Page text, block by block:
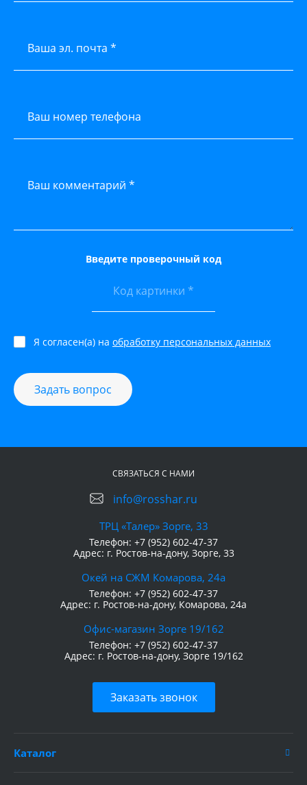
Ваша эл. почта *
Ваш номер телефона
Ваш комментарий *
Введите проверочный код
Задать вопрос
Я согласен(а) на обработку персональных данных
СВЯЗАТЬСЯ С НАМИ
info@rosshar.ru
ТРЦ «Талер» Зорге, 33
Телефон: +7 (952) 602-47-37
Адрес: г. Ростов-на-дону, Зорге, 33
Окей на СЖМ Комарова, 24а
Телефон: +7 (952) 602-47-37
Адрес: г. Ростов-на-дону, Комарова, 24а
Офис-магазин Зорге 19/162
Телефон: +7 (952) 602-47-37
Адрес: г. Ростов-на-дону, Зорге 19/162
Заказать звонок
Каталог